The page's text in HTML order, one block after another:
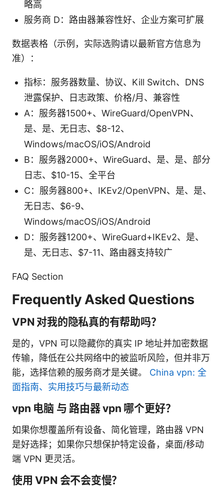
略高
服务商 D：路由器兼容性好、企业方案可扩展
数据表格（示例，实际选购请以最新官方信息为
准）：
指标：服务器数量、协议、Kill Switch、DNS
泄露保护、日志政策、价格/月、兼容性
A：服务器1500+、WireGuard/OpenVPN、
是、是、无日志、$8-12、
Windows/macOS/iOS/Android
B：服务器2000+、WireGuard、是、是、部分
日志、$10-15、全平台
C：服务器800+、IKEv2/OpenVPN、是、是、
无日志、$6-9、
Windows/macOS/iOS/Android
D：服务器1200+、WireGuard+IKEv2、是、
是、无日志、$7-11、路由器支持较广
FAQ Section
Frequently Asked Questions
VPN 对我的隐私真的有帮助吗？
是的，VPN 可以隐藏你的真实 IP 地址并加密数据
传输，降低在公共网络中的被监听风险，但并非万
能，选择信赖的服务商才是关键。 China vpn: 全
面指南、实用技巧与最新动态
vpn 电脑 与 路由器 vpn 哪个更好？
如果你想覆盖所有设备、简化管理，路由器 VPN
是好选择；如果你只想保护特定设备，桌面/移动
端 VPN 更灵活。
使用 VPN 会不会变慢？